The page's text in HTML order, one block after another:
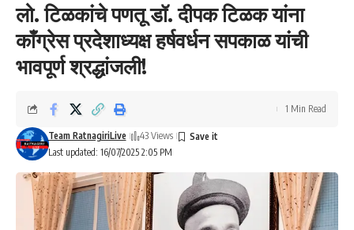
लो. टिळकांचे पणतू डॉ. दीपक टिळक यांना
काँग्रेस प्रदेशाध्यक्ष हर्षवर्धन सपकाळ यांची
भावपूर्ण श्रद्धांजली!
Last updated: 16/07/2025 2:05 PM
Team RatnagiriLive 43 Views
1 Min Read